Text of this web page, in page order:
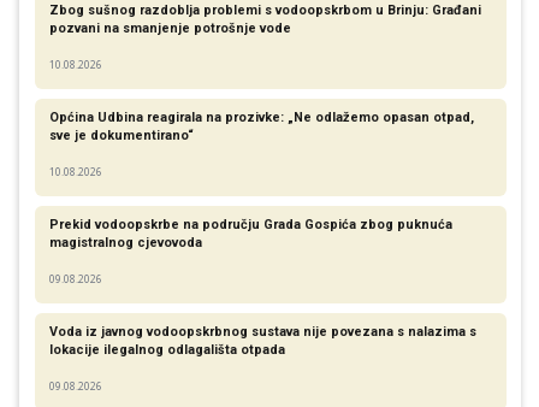
Zbog sušnog razdoblja problemi s vodoopskrbom u Brinju: Građani
pozvani na smanjenje potrošnje vode
10.08.2026
Općina Udbina reagirala na prozivke: „Ne odlažemo opasan otpad,
sve je dokumentirano“
10.08.2026
Prekid vodoopskrbe na području Grada Gospića zbog puknuća
magistralnog cjevovoda
09.08.2026
Voda iz javnog vodoopskrbnog sustava nije povezana s nalazima s
lokacije ilegalnog odlagališta otpada
09.08.2026